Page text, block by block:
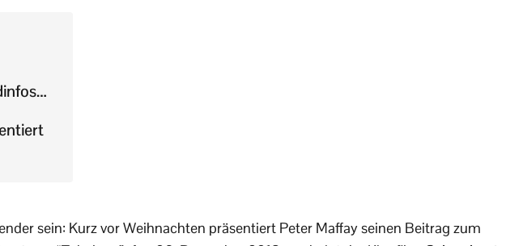
sein: Kurz vor Weihnachten präsentiert Peter Maffay seinen Beitrag zum